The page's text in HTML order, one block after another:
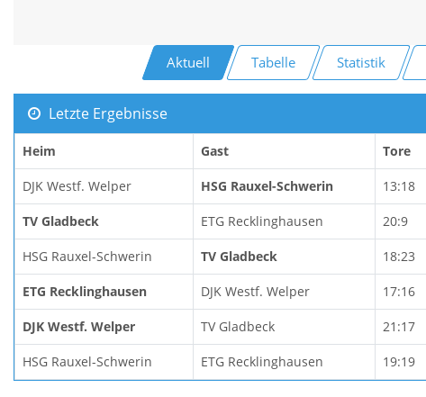
Aktuell Tabelle Statistik
Letzte Ergebnisse
Heim Gast Tore
DJK Westf. Welper HSG Rauxel-Schwerin 13:18
TV Gladbeck ETG Recklinghausen 20:9
HSG Rauxel-Schwerin TV Gladbeck 18:23
ETG Recklinghausen DJK Westf. Welper 17:16
DJK Westf. Welper TV Gladbeck 21:17
HSG Rauxel-Schwerin ETG Recklinghausen 19:19